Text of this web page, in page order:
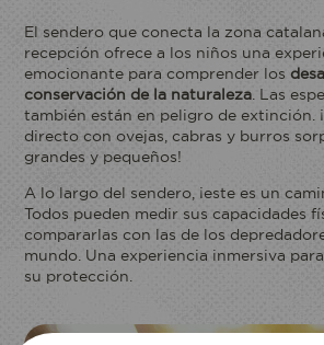
El sendero que conecta la zona
recepción ofrece a los niños una
emocionante para comprender los
conservación de la naturaleza . Las
también están en peligro de extinción.
directo con ovejas, cabras y burros
grandes y pequeños!
A lo largo del sendero, ¡este es un
Todos pueden medir sus capacidades
compararlas con las de los
mundo. Una experiencia inmersiva
su protección.